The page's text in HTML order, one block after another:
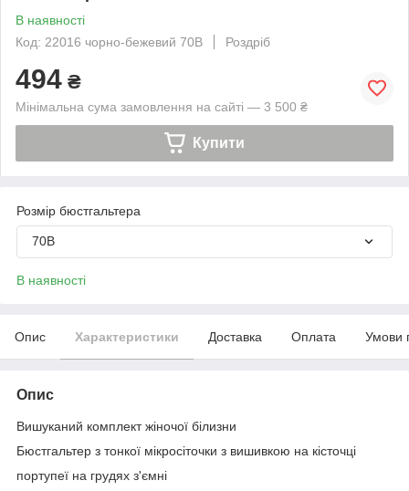
В наявності
Код: 22016 чорно-бежевий 70В
Роздріб
494 ₴
Мінімальна сума замовлення на сайті — 3 500 ₴
Купити
Розмір бюстгальтера
70B
В наявності
Опис Характеристики Доставка Оплата Умови
Опис
Вишуканий комплект жіночої білизни
Бюстгальтер з тонкої мікросіточки з вишивкою на кісточці
портупеї на грудях з'ємні